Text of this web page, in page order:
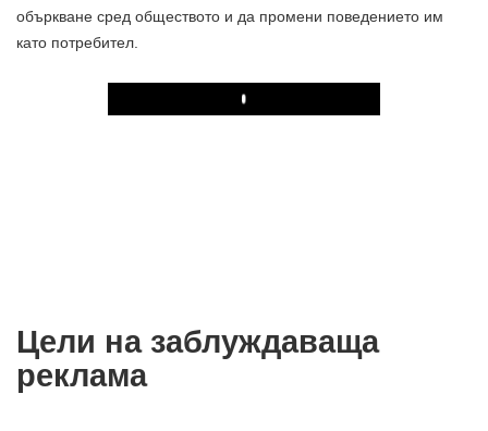
объркване сред обществото и да промени поведението им
като потребител.
Play
Цели на заблуждаваща
реклама